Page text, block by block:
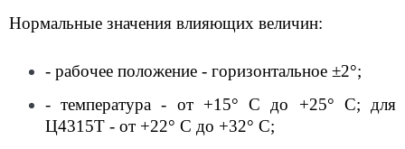
Нормальные значения влияющих величин:
- рабочее положение - горизонтальное ±2°;
- температура - от +15° С до +25° С; для
Ц4315Т - от +22° С до +32° С;